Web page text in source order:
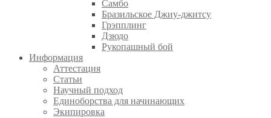
Самбо
Бразильское Джиу-джитсу
Грэпплинг
Дзюдо
Рукопашный бой
Информация
Аттестация
Статьи
Научный подход
Единоборства для начинающих
Экипировка